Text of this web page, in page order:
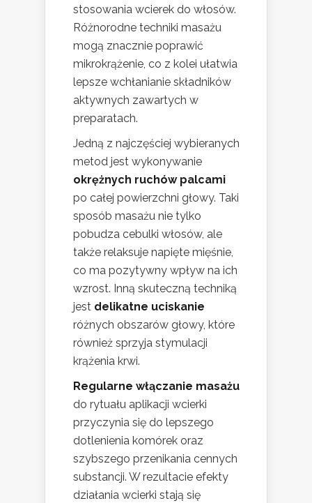
stosowania wcierek do włosów.
Różnorodne techniki masażu
mogą znacznie poprawić
mikrokrążenie, co z kolei ułatwia
lepsze wchłanianie składników
aktywnych zawartych w
preparatach.
Jedną z najczęściej wybieranych
metod jest wykonywanie
okrężnych ruchów palcami
po całej powierzchni głowy. Taki
sposób masażu nie tylko
pobudza cebulki włosów, ale
także relaksuje napięte mięśnie,
co ma pozytywny wpływ na ich
wzrost. Inną skuteczną techniką
jest delikatne uciskanie
różnych obszarów głowy, które
również sprzyja stymulacji
krążenia krwi.
Regularne włączanie masażu
do rytuału aplikacji wcierki
przyczynia się do lepszego
dotlenienia komórek oraz
szybszego przenikania cennych
substancji. W rezultacie efekty
działania wcierki stają się